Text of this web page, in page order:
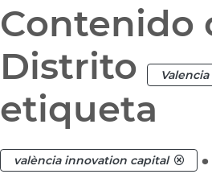
Contenido
Distrito
Valencia
etiqueta
valència innovation capital .